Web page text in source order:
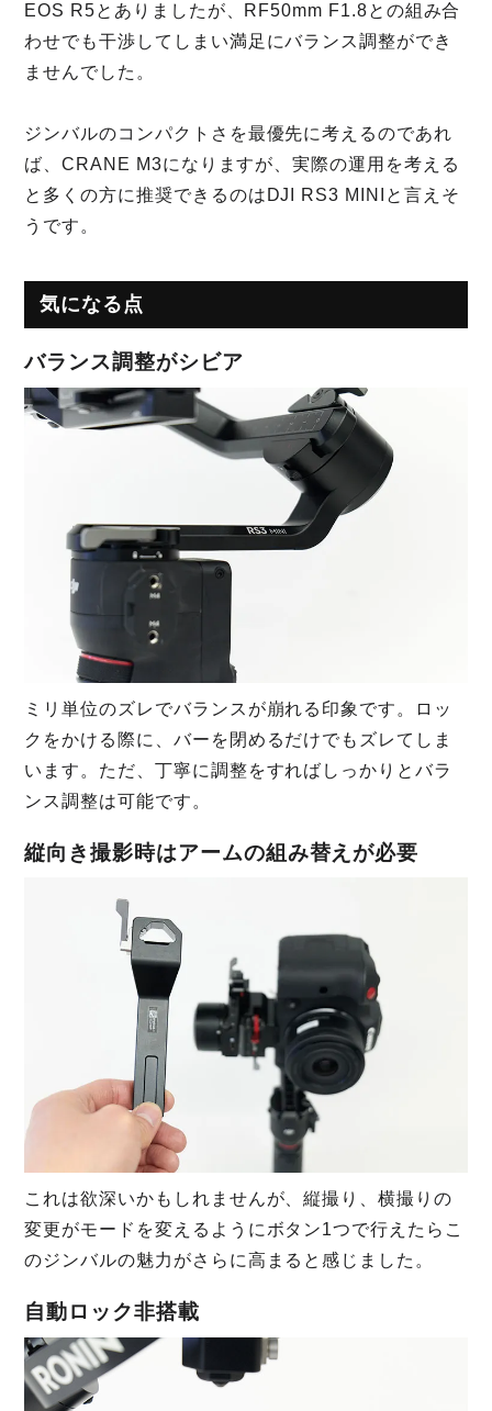
EOS R5とありましたが、RF50mm F1.8との組み合
わせでも干渉してしまい満足にバランス調整ができ
ませんでした。
ジンバルのコンパクトさを最優先に考えるのであれ
ば、CRANE M3になりますが、実際の運用を考える
と多くの方に推奨できるのはDJI RS3 MINIと言えそ
うです。
気になる点
バランス調整がシビア
ミリ単位のズレでバランスが崩れる印象です。ロッ
クをかける際に、バーを閉めるだけでもズレてしま
います。ただ、丁寧に調整をすればしっかりとバラ
ンス調整は可能です。
縦向き撮影時はアームの組み替えが必要
これは欲深いかもしれませんが、縦撮り、横撮りの
変更がモードを変えるようにボタン1つで行えたらこ
のジンバルの魅力がさらに高まると感じました。
自動ロック非搭載